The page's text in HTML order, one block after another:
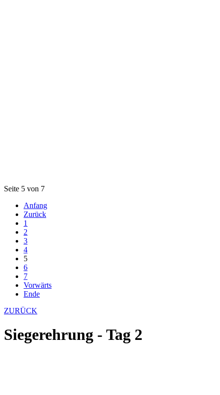
Seite 5 von 7
Anfang
Zurück
1
2
3
4
5
6
7
Vorwärts
Ende
ZURÜCK
Siegerehrung - Tag 2